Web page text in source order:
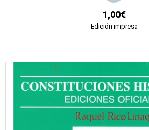
1,00€
Edición impresa